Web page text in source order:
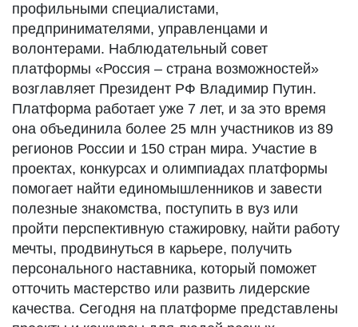
профильными специалистами,
предпринимателями, управленцами и
волонтерами. Наблюдательный совет
платформы «Россия – страна возможностей»
возглавляет Президент РФ Владимир Путин.
Платформа работает уже 7 лет, и за это время
она объединила более 25 млн участников из 89
регионов России и 150 стран мира. Участие в
проектах, конкурсах и олимпиадах платформы
помогает найти единомышленников и завести
полезные знакомства, поступить в вуз или
пройти перспективную стажировку, найти работу
мечты, продвинуться в карьере, получить
персонального наставника, который поможет
отточить мастерство или развить лидерские
качества. Сегодня на платформе представлены